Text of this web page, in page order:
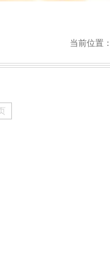
当前位置：